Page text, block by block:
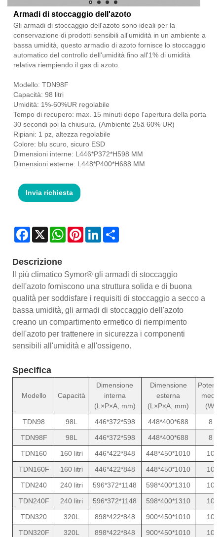
Armadi di stoccaggio dell'azoto
Gli armadi di stoccaggio dell'azoto sono ideali per la
conservazione di prodotti sensibili all'umidità in un ambiente a
bassa umidità, questo armadio di azoto fornisce lo stoccaggio
automatico del controllo dell'umidità fino all'1% di umidità
relativa riempiendo il gas di azoto.
Modello: TDN98F
Capacità: 98 litri
Umidità: 1%-60%UR regolabile
Tempo di recupero: max. 15 minuti dopo l'apertura della porta
30 secondi poi la chiusura. (Ambiente 25â 60% UR)
Ripiani: 1 pz, altezza regolabile
Colore: blu scuro, sicuro ESD
Dimensioni interne: L446*P372*H598 MM
Dimensioni esterne: L448*P400*H688 MM
Invia richiesta
Facebook
X WhatsAppPinterestLinkedIn
Descrizione
Il più climatico Symor® gli armadi di stoccaggio
dell'azoto forniscono una struttura solida e di buona
qualità per soddisfare i requisiti di stoccaggio a secco a
bassa umidità, gli armadi di stoccaggio dell'azoto
creano un compartimento ermetico di riempimento
dell'azoto per trattenere in sicurezza i componenti
sensibili all'umidità e all'ossigeno.
Specifica
Modello Capacità
Dimensione
interna
(L×P×A, mm)
Dimensione
esterna
(L×P×A, mm)
media
(W)
TDN98
98L 446*372*598 448*400*688
8
TDN98F
98L 446*372*598 448*400*688
8
TDN160
160 litri 446*422*848 448*450*1010
10
TDN160F
160 litri 446*422*848 448*450*1010
10
TDN240
240 litri 596*372*1148 598*400*1310
10
TDN240F
240 litri 596*372*1148 598*400*1310
10
TDN320
320L 898*422*848 900*450*1010
10
TDN320F
320L 898*422*848 900*450*1010
10